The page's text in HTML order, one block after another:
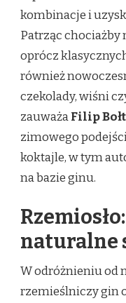
kombinacje i
Patrząc chociażby
oprócz
również
czekolady, wiśni
zauważaFilip
zimowego
koktajle, w tym
na bazie ginu.
naturalne
W odróżnieniu od
rzemieślniczy gin